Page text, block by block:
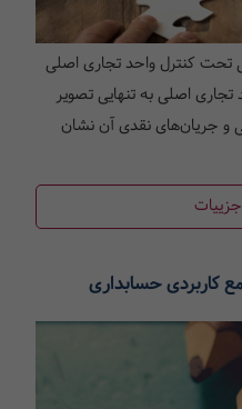
تحت کنترل واحد تجاری اصلی
اصلی به تنهایی تصویر
و جریان‌های نقدی آن نشان
کاربردی حسابداری